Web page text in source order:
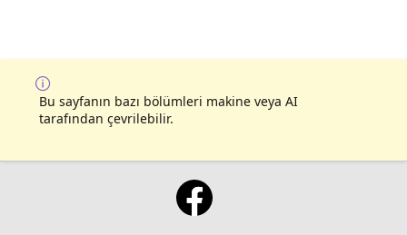
Bu sayfanın bazı bölümleri makine veya AI
tarafından çevrilebilir.